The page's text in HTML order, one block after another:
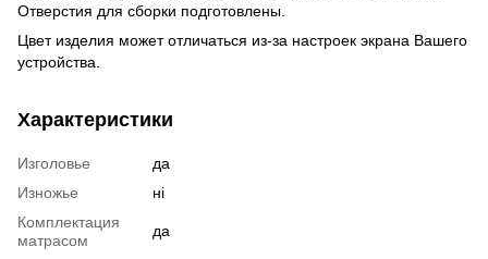
Отверстия для сборки подготовлены.
Цвет изделия может отличаться из-за настроек экрана Вашего
устройства.
Характеристики
Изголовье
да
Изножье
ні
Комплектация
матрасом
да